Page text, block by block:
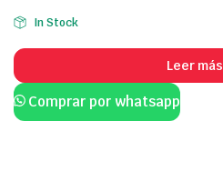
In Stock
Leer más
Comprar por whatsapp